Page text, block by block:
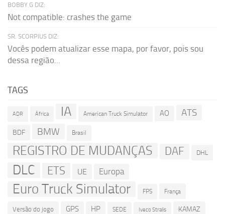
BOBBY G DIZ:
Not compatible: crashes the game
SR. SCORPIUS DIZ:
Vocês podem atualizar esse mapa, por favor, pois sou
dessa região...
TAGS
ADR África IA American Truck Simulator AO ATS
BDF BMW Brasil
REGISTRO DE MUDANÇAS DAF DHL
DLC ETS UE Europa
Euro Truck Simulator FPS França
Versão do jogo GPS HP SEDE Iveco Stralis KAMAZ